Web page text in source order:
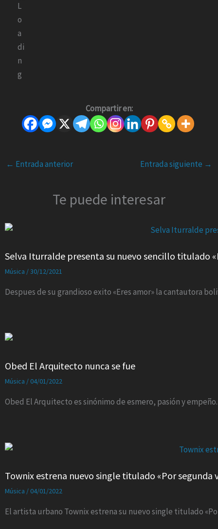
Compartir en:
← Entrada anterior Entrada siguiente →
Te puede interesar
Selva Iturralde presenta su nuevo sencillo titulado
Música /30/12/2021
Despues de su grandioso exito «Eres amor» la cantautora
Obed El Arquitecto nunca se fue
Música / 04/01/2022
Obed El Arquitecto es sinónimo de esmero, pasión y
Townix estrena nuevo single titulado «Por segunda
Música / 04/01/2022
El artista urbano Townix estrena su nuevo single titulado